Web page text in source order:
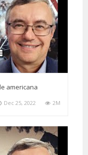
americana
Dec 25, 2022 2M